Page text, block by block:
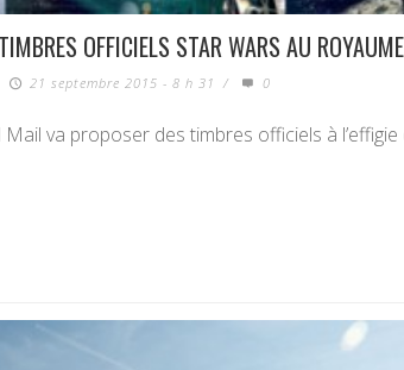
OFFICIELS STAR WARS AU
21 septembre 2015 - 8 h 31 / 0
va proposer des timbres officiels à